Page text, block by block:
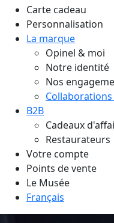
Carte cadeau
Personnalisation
La marque
Opinel & moi
Notre identité
Nos
B2B
Cadeaux
Restaurateurs
Votre compte
Points de vente
Le Musée
Français